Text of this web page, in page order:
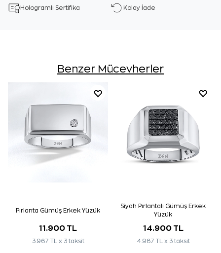
Hologramlı Sertifika Kolay İade
Benzer Mücevherler
Pırlanta Gümüş Erkek Yüzük
11.900 TL
3.967 TL x 3 taksit
Siyah Pırlantalı Gümüş Erkek
Yüzük
14.900 TL
4.967 TL x 3 taksit